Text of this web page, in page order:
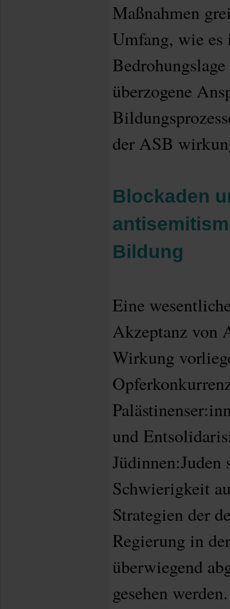
Maßnahmen
Umfang, wie es
überzogene
der ASB
Blockaden
Bildung
Eine
Akzeptanz von
Wirkung
und
Jüdinnen:Juden
Schwierigkeit
Strategien der
Regierung in
überwiegend
gesehen